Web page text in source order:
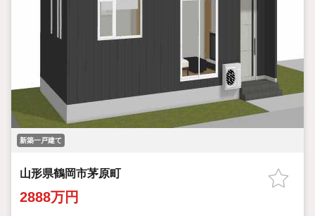
新築一戸建て
山形県鶴岡市茅原町
2888万円